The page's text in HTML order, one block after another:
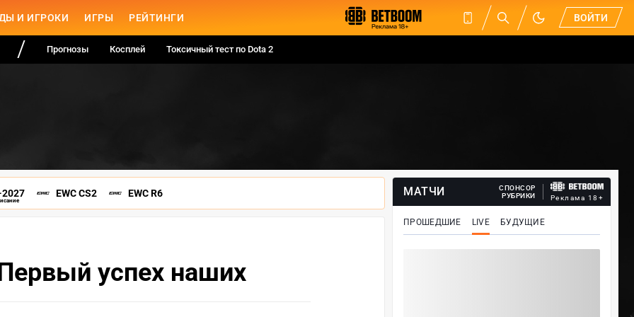
И ИГРОКИ ИГРЫ РЕЙТИНГИ ВОЙТИ
Прогнозы Косплей Токсичный тест по Dota 2
EWC CS2 EWC R6
успех наших
МАТЧИ
СПОНСОР
РУБРИКИ
Реклама 18+
ПРОШЕДШИЕ LIVE БУДУЩИЕ